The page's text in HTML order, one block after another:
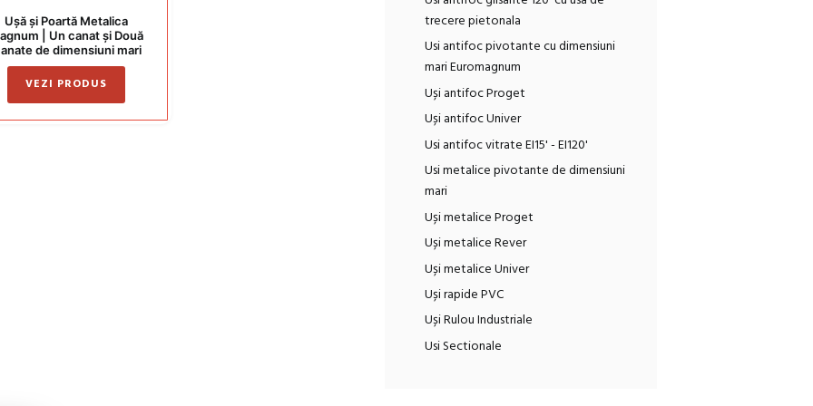
Ușă și Poartă Metalica
| Un canat și Două
de dimensiuni mari
VEZI PRODUS
trecere pietonala
Usi antifoc pivotante cu dimensiuni
mari Euromagnum
Uși antifoc Proget
Uși antifoc Univer
Usi antifoc vitrate EI15' - EI120'
Usi metalice pivotante de dimensiuni
mari
Uși metalice Proget
Uși metalice Rever
Uși metalice Univer
Uși rapide PVC
Uși Rulou Industriale
Usi Sectionale